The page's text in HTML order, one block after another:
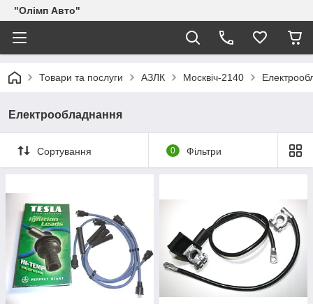
"Олімп Авто"
Товари та послуги АЗЛК Москвіч-2140
Електрообладнання
Сортування 0 Фільтри